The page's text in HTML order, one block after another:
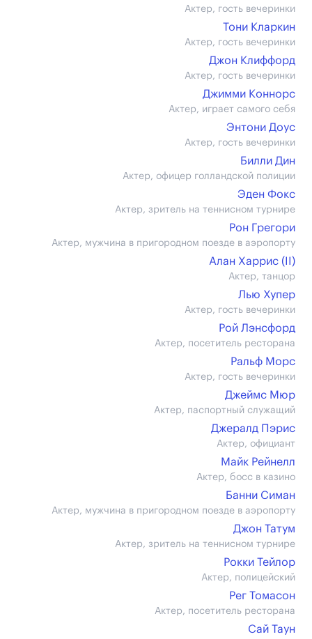
Актер, гость вечеринки
Тони Кларкин
Актер, гость вечеринки
Джон Клиффорд
Актер, гость вечеринки
Джимми Коннорс
Актер, играет самого себя
Энтони Доус
Актер, гость вечеринки
Билли Дин
Актер, офицер голландской полиции
Эден Фокс
Актер, зритель на теннисном турнире
Рон Грегори
Актер, мужчина в пригородном поезде в аэропорту
Алан Харрис (II)
Актер, танцор
Лью Хупер
Актер, гость вечеринки
Рой Лэнсфорд
Актер, посетитель ресторана
Ральф Морс
Актер, гость вечеринки
Джеймс Мюр
Актер, паспортный служащий
Джералд Пэрис
Актер, официант
Майк Рейнелл
Актер, босс в казино
Банни Симан
Актер, мужчина в пригородном поезде в аэропорту
Джон Татум
Актер, зритель на теннисном турнире
Рокки Тейлор
Актер, полицейский
Рег Томасон
Актер, посетитель ресторана
Сай Таун